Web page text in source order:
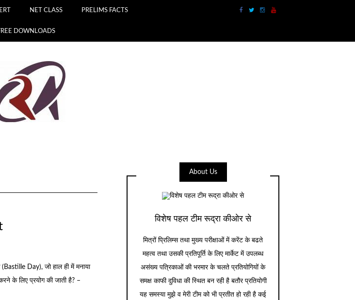
NET CLASS PRELIMS FACTS
DOWNLOADS
(Bastille Day), जो हाल ही में मनाया
के लिए प्रयोग की जाती है? –
About Us
विशेष पहल टीम रूद्रा कीओर से
मित्रों प्रिलिम्स तथा मुख्य परीक्षाओं में करेंट के बढते
महत्व तथा उसकी प्रतिपूर्ति के लिए मार्केट में उपलब्ध
असंख्य पत्रिकाओं की भरमार के चलते प्रतियोगियों के
समक्ष काफी दुविधा की स्थित बन रही है बतौर प्रतियोगी
यह समस्या मुझे व मेरी टीम को भी प्रतीत हो रही है कई